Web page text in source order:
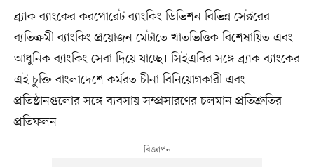
ব্র্যাক ব্যাংকের করপোরেট ব্যাংকিং ডিভিশন বিভিন্ন সেক্টরের
ব্যতিক্রমী ব্যাংকিং প্রয়োজন মেটাতে খাতভিত্তিক বিশেষায়িত এবং
আধুনিক ব্যাংকিং সেবা দিয়ে যাচ্ছে। সিইএবির সঙ্গে ব্র্যাক ব্যাংকের
এই চুক্তি বাংলাদেশে কর্মরত চীনা বিনিয়োগকারী এবং
প্রতিষ্ঠানগুলোর সঙ্গে ব্যবসায় সম্প্রসারণের চলমান প্রতিশ্রুতির
প্রতিফলন।